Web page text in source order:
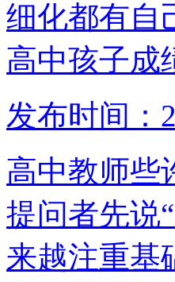
细化都有自
高中孩子成
发布时间：
高中教师些
提问者先说
来越注重基